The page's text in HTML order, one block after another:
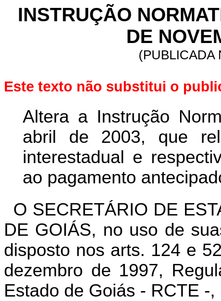
INSTRUÇÃO
DE
(PUBLICADA
Este texto não substitui o
Altera a Instrução
abril de 2003, que
interestadual e
ao pagamento
O SECRETÁRIO DE
DE GOIÁS, no uso de
disposto nos arts. 124 e
dezembro de 1997,
Estado de Goiás - RCTE -